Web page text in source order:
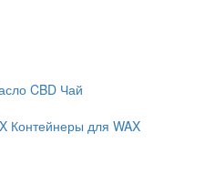
CBD Чай
Контейнеры для WAX